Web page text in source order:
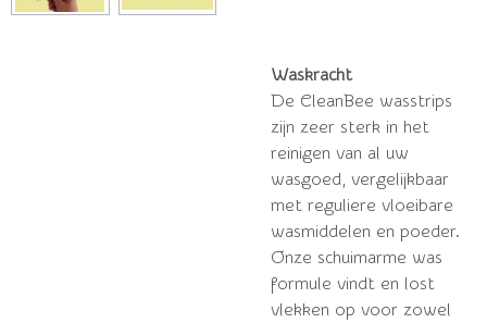
Waskracht
De CleanBee wasstrips
zijn zeer sterk in het
reinigen van al uw
wasgoed, vergelijkbaar
met reguliere vloeibare
wasmiddelen en poeder.
Onze schuimarme was
formule vindt en lost
vlekken op voor zowel